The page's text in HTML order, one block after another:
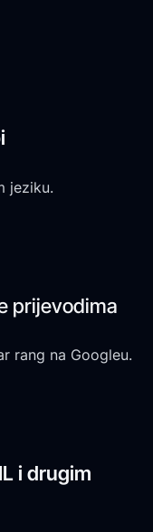
jeziku.
prijevodima
rang na Googleu.
i drugim